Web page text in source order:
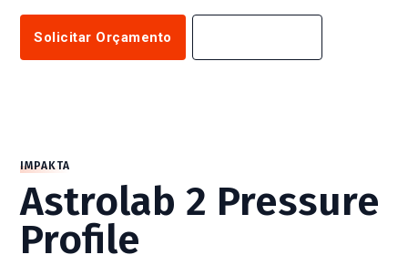
Solicitar Orçamento
IMPAKTA
Astrolab 2 Pressure
Profile